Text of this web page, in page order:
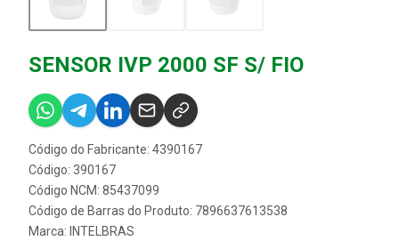
SENSOR IVP 2000 SF S/ FIO
Código do Fabricante: 4390167
Código: 390167
Código NCM: 85437099
Código de Barras do Produto: 7896637613538
Marca: INTELBRAS